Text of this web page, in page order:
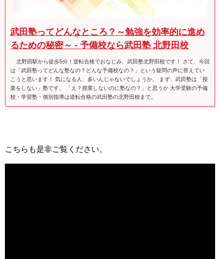
武田塾ってどんなところ？～勉強を効率的に進め
るための秘密～ - 予備校なら武田塾 北野田校
北野田駅から徒歩5分！逆転合格でおなじみ、武田塾北野田校です！ さて、今回
は「武田塾ってどんな塾なの？どんな予備校なの？」という疑問の声に答えてい
こうと思います！ 気になる人、多いんじゃないでしょうか。 まず、武田塾は「授
業をしない」塾です。 「え？授業しないのに塾なの？」と思うか 大学受験の予備
校・学習塾・個別指導は逆転合格の武田塾の北野田校まで。
こちらも是非ご覧ください。